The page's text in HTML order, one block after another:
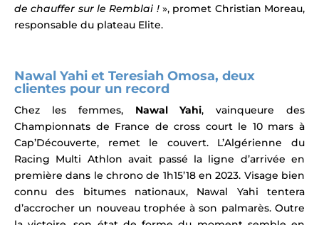
de chauffer sur le Remblai !», promet Christian Moreau,
responsable du plateau Elite.
Nawal Yahi et Teresiah Omosa, deux
clientes pour un record
Chez les femmes, Nawal Yahi, vainqueure des
Championnats de France de cross court le 10 mars à
Cap’Découverte, remet le couvert. L’Algérienne du
Racing Multi Athlonavait passé la ligne d’arrivée en
première dans le chrono de 1h15’18 en 2023. Visage bien
connu des bitumes nationaux, Nawal Yahi tentera
d’accrocher un nouveau trophée à son palmarès. Outre